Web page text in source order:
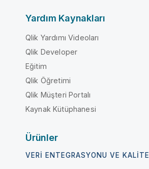
Yardım Kaynakları
Qlik Yardımı Videoları
Qlik Developer
Eğitim
Qlik Öğretimi
Qlik Müşteri Portalı
Kaynak Kütüphanesi
Ürünler
VERI ENTEGRASYONU VE KALITE